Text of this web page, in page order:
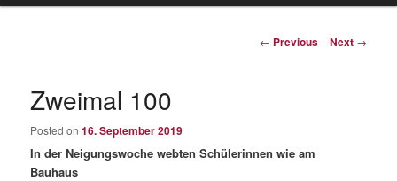
content
Post
← Previous Next →
Zweimal 100
Posted on16. September 2019
In der Neigungswoche webten Schülerinnen wie am
Bauhaus